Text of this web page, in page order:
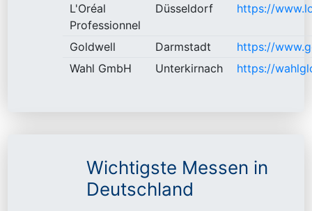
L'Oréal
Professionnel
Düsseldorf https://
Goldwell Darmstadt
https://
Wahl GmbH
Unterkirnach https://
Wichtigste Messen in
Deutschland